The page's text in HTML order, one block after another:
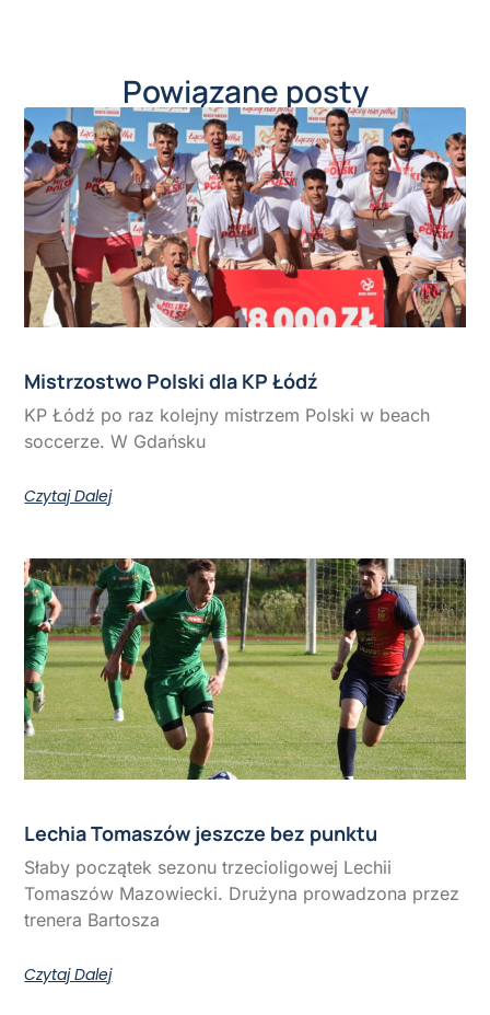
Powiązane posty
Mistrzostwo Polski dla KP Łódź
KP Łódź po raz kolejny mistrzem Polski w beach
soccerze. W Gdańsku
Czytaj Dalej
Lechia Tomaszów jeszcze bez punktu
Słaby początek sezonu trzecioligowej Lechii
Tomaszów Mazowiecki. Drużyna prowadzona przez
trenera Bartosza
Czytaj Dalej